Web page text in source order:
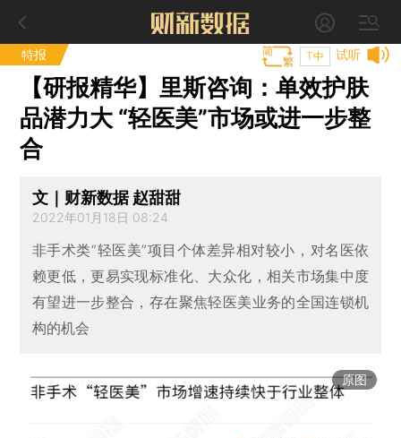
特报 试听
T中
【研报精华】里斯咨询：单效护肤
品潜力大 “轻医美”市场或进一步整
合
文｜财新数据 赵甜甜
2022年01月18日 08:24
非手术类“轻医美”项目个体差异相对较小，对名医依
赖更低，更易实现标准化、大众化，相关市场集中度
有望进一步整合，存在聚焦轻医美业务的全国连锁机
构的机会
原图